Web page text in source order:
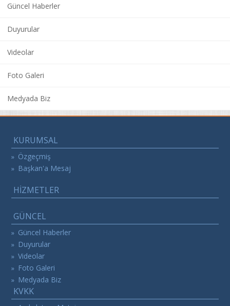
Güncel Haberler
Duyurular
Videolar
Foto Galeri
Medyada Biz
KURUMSAL
» Özgeçmiş
» Başkan'a Mesaj
HİZMETLER
GÜNCEL
» Güncel Haberler
» Duyurular
» Videolar
» Foto Galeri
» Medyada Biz
KVKK